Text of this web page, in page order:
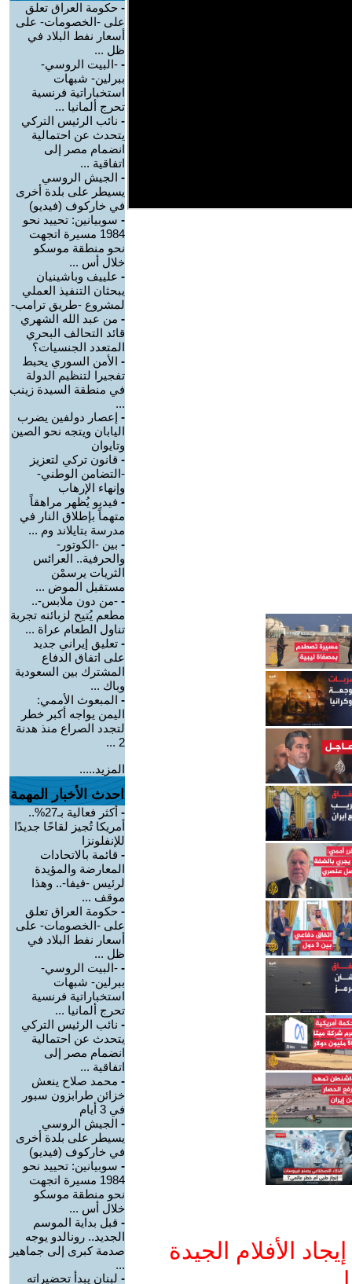
الأفلام الجيدة
- حكومة العراق تعلق
على -الخصومات- على
أسعار نفط البلاد في
ظل ...
- -البيت الروسي-
ببرلين- شبهات
استخباراتية فرنسية
تحرج ألمانيا ...
- نائب الرئيس التركي
يتحدث عن احتمالية
انضمام مصر إلى
اتفاقية ...
- الجيش الروسي
يسيطر على بلدة أخرى
في خاركوف (فيديو)
- سوبيانين: تحييد نحو
1984 مسيرة اتجهت
نحو منطقة موسكو
خلال أس ...
- علييف وباشينيان
يبحثان التنفيذ العملي
لمشروع -طريق ترامب-
- من عبد الله الشهري
قائد التحالف البحري
المتعدد الجنسيات؟
- الأمن السوري يحبط
تفجيرا لتنظيم الدولة
في منطقة السيدة زينب
...
- إعصار دولفين يضرب
اليابان ويتجه نحو الصين
وتايوان
- قانون تركي لتعزيز
-التضامن الوطني-
وإنهاء الإرهاب
- فيديو يُظهر مراهقاً
متهماً بإطلاق النار في
مدرسة بتايلاند وم ...
- بين -الكوتور-
والحرفية.. العرائس
الثريات يرسمْن
مستقبل الموض ...
- -من دون ملابس-..
مطعم يُتيح لزبائنه تجربة
تناول الطعام عراة ...
- تعليق إيراني جديد
على اتفاق الدفاع
المشترك بين السعودية
وباك ...
- المبعوث الأممي:
اليمن يواجه أكبر خطر
لتجدد الصراع منذ هدنة
2 ...
المزيد.....
احدث الأخبار المهمة
-
أكثر فعالية بـ27%..
أمريكا تُجيز لقاحًا جديدًا
للإنفلونزا
- قائمة بالاتحادات
المعارضة والمؤيدة
لرئيس -فيفا-.. وهذا
موقف ...
- حكومة العراق تعلق
على -الخصومات- على
أسعار نفط البلاد في
ظل ...
- -البيت الروسي-
ببرلين- شبهات
استخباراتية فرنسية
تحرج ألمانيا ...
- نائب الرئيس التركي
يتحدث عن احتمالية
انضمام مصر إلى
اتفاقية ...
- محمد صلاح ينعش
خزائن طرابزون سبور
في 3 أيام
- الجيش الروسي
يسيطر على بلدة أخرى
في خاركوف (فيديو)
- سوبيانين: تحييد نحو
1984 مسيرة اتجهت
نحو منطقة موسكو
خلال أس ...
- قبل بداية الموسم
الجديد.. رونالدو يوجه
صدمة كبرى إلى جماهير
...
- لبنان يبدأ تحضيراته